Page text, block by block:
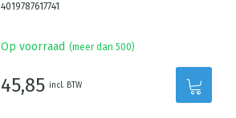
4019787617741
Op voorraad (meer dan 500)
45,85 incl. BTW